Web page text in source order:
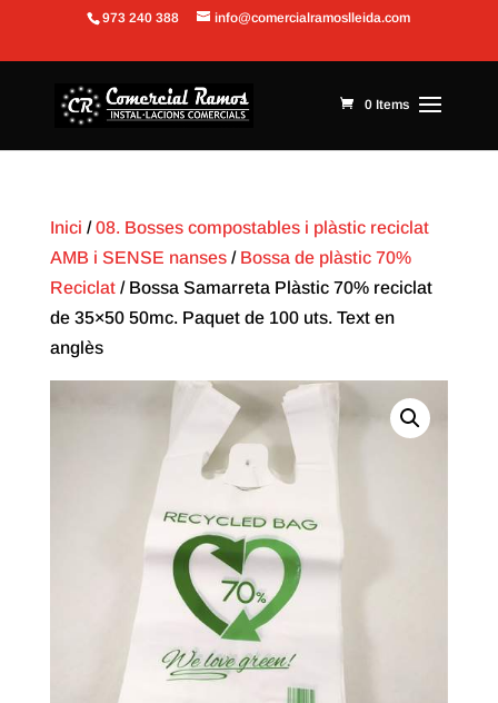
Obre la barra d'eines
973 240 388 info@comercialramoslleida.com
0 Items
Inici /08. Bosses compostables i plàstic reciclat
AMB i SENSE nanses/ Bossa de plàstic 70%
Reciclat/ Bossa Samarreta Plàstic 70% reciclat
de 35×50 50mc. Paquet de 100 uts. Text en
anglès